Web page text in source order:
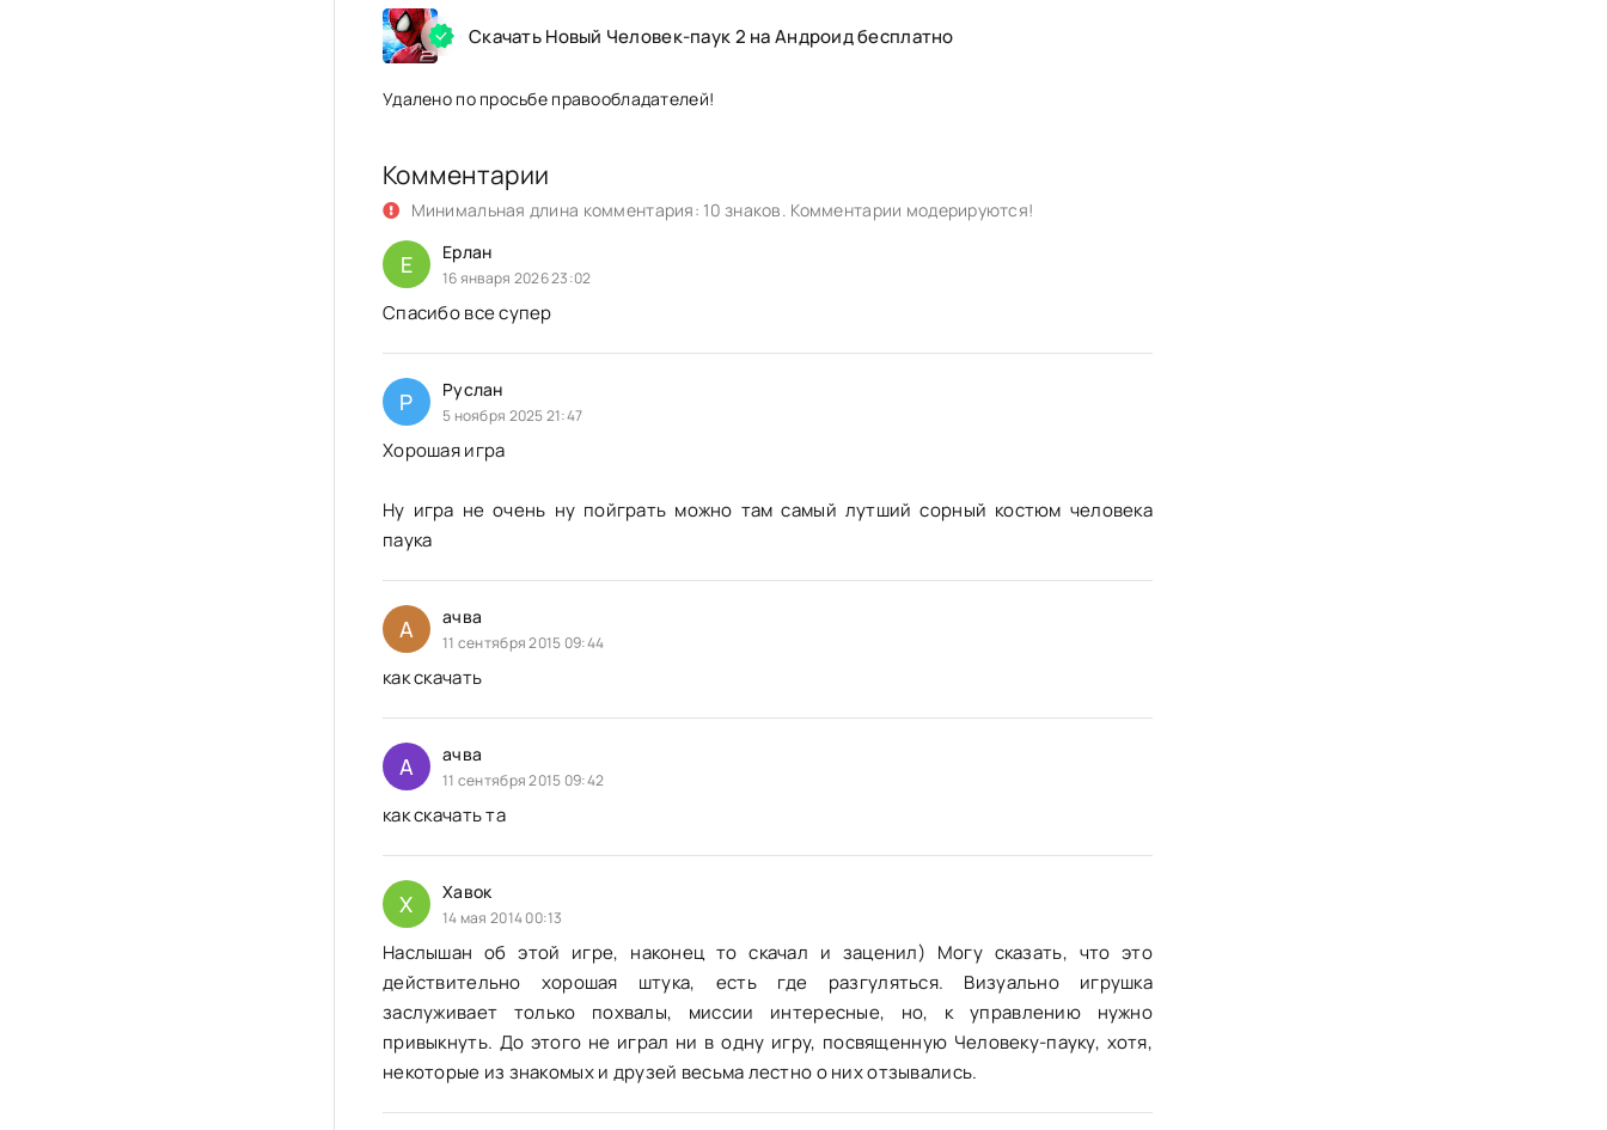
Скачать Новый Человек-паук 2 на Андроид бесплатно
Удалено по просьбе правообладателей!
Комментарии
Минимальная длина комментария: 10 знаков. Комментарии модерируются!
Е Ерлан
16 января 2026 23:02
Спасибо все супер
Р Руслан
5 ноября 2025 21:47
Хорошая игра
Ну игра не очень ну пойграть можно там самый лутший сорный костюм человека
паука
А ачва
11 сентября 2015 09:44
как скачать
А ачва
11 сентября 2015 09:42
как скачать та
Х Хавок
14 мая 2014 00:13
Наслышан об этой игре, наконец то скачал и заценил) Могу сказать, что это
действительно хорошая штука, есть где разгуляться. Визуально игрушка
заслуживает только похвалы, миссии интересные, но, к управлению нужно
привыкнуть. До этого не играл ни в одну игру, посвященную Человеку-пауку, хотя,
некоторые из знакомых и друзей весьма лестно о них отзывались.